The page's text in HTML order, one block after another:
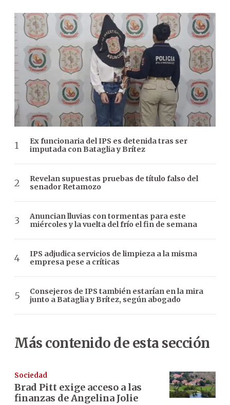
Ex funcionaria del IPS es detenida tras ser
imputada con Bataglia y Brítez
Revelan supuestas pruebas de título falso del
senador Retamozo
Anuncian lluvias con tormentas para este
miércoles y la vuelta del frío el fin de semana
IPS adjudica servicios de limpieza a la misma
empresa pese a críticas
Consejeros de IPS también estarían en la mira
junto a Bataglia y Brítez, según abogado
Más contenido de esta sección
Sociedad
Brad Pitt exige acceso a las
finanzas de Angelina Jolie